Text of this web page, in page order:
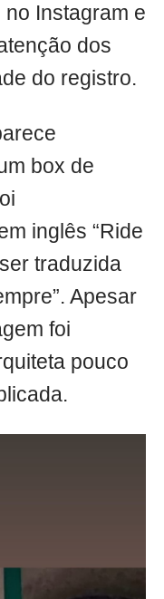
Instagram e
dos
do registro.
box de
inglês “Ride
traduzida
Apesar
foi
pouco